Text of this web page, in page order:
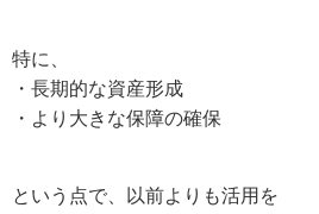
特に、
・長期的な資産形成
・より大きな保障の確保
という点で、以前よりも活用を